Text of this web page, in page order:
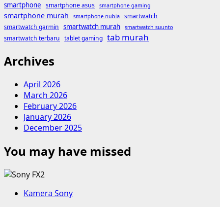
smartphone smartphone asus smartphone gaming
smartphone murah smartphone nubia
smartwatch
smartwatch garmin smartwatch murah smartwatch suunto
smartwatch terbaru tablet gaming tab murah
Archives
April 2026
March 2026
February 2026
January 2026
December 2025
You may have missed
Kamera Sony